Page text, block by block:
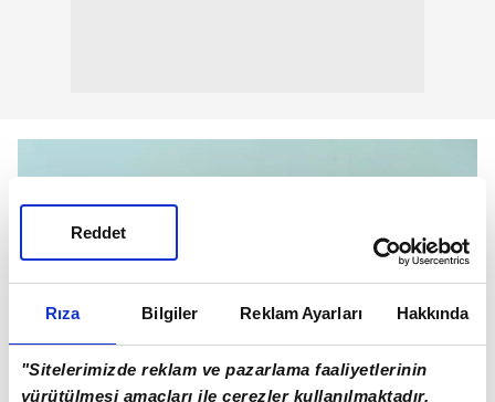
Rıza Bilgiler Reklam Ayarları Hakkında
"Sitelerimizde reklam ve pazarlama faaliyetlerinin
yürütülmesi amaçları ile çerezler kullanılmaktadır.
Reddet